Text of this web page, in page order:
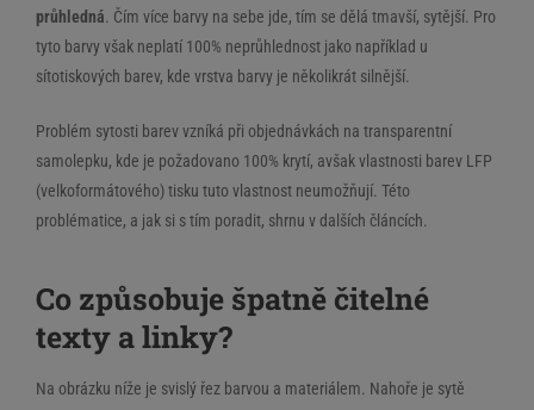
průhledná. Čím více barvy na sebe jde, tím se dělá tmavší, sytější. Pro
tyto barvy však neplatí 100% neprůhlednost jako například u
sítotiskových barev, kde vrstva barvy je několikrát silnější.
Problém sytosti barev vzníká při objednávkách na transparentní
samolepku, kde je požadovano 100% krytí, avšak vlastnosti barev LFP
(velkoformátového) tisku tuto vlastnost neumožňují. Této
problématice, a jak si s tím poradit, shrnu v dalších článcích.
Co způsobuje špatně čitelné
texty a linky?
Na obrázku níže je svislý řez barvou a materiálem. Nahoře je sytě